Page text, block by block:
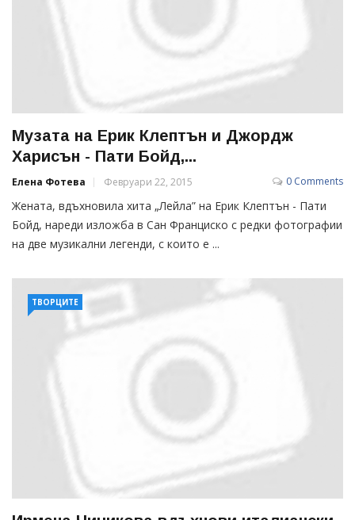
Музата на Ерик Клептън и Джордж
Харисън - Пати Бойд,...
Елена Фотева Февруари 22, 2015 0 Comments
Жената, вдъхновила хита „Лейла” на Ерик Клептън - Пати
Бойд, нареди изложба в Сан Франциско с редки фотографии
на две музикални легенди, с които е ...
ТВОРЦИТЕ